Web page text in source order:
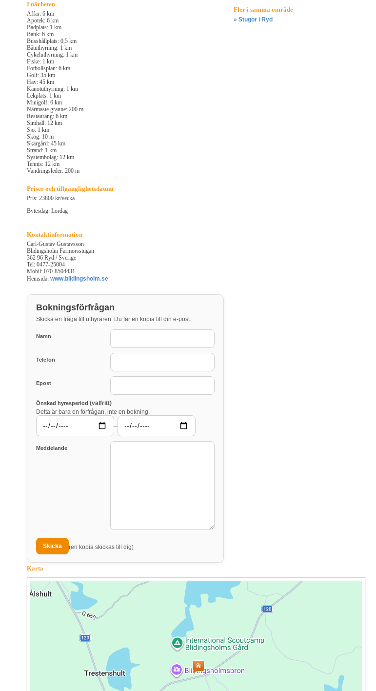
I närheten
Affär: 6 km
Apotek: 6 km
Badplats: 1 km
Bank: 6 km
Busshållplats: 0,5 km
Båtuthyrning: 1 km
Cykeluthyrning: 1 km
Fiske: 1 km
Fotbollsplan: 6 km
Golf: 35 km
Hav: 45 km
Kanotuthyrning: 1 km
Lekplats: 1 km
Minigolf: 6 km
Närmaste granne: 200 m
Restaurang: 6 km
Simhall: 12 km
Sjö: 1 km
Skog: 10 m
Skärgård: 45 km
Strand: 1 km
Systembolag: 12 km
Tennis: 12 km
Vandringsleder: 200 m
Priser och tillgänglighetsdatum
Pris: 23800 kr/vecka
Bytesdag: Lördag
Kontaktinformation
Carl-Gustav Gustavsson
Blidingsholm Farmorsstugan
362 96 Ryd / Sverige
Tel: 0477-25004
Mobil: 070-8504431
Hemsida: www.blidingsholm.se
Bokningsförfrågan
Skicka en fråga till uthyraren. Du får en kopia till din e-post.
Namn
Telefon
Epost
Önskad hyresperiod (valfritt)
Detta är bara en förfrågan, inte en bokning.
–
Meddelande
(en kopia skickas till dig)
Fler i samma område
» Stugor i Ryd
Karta